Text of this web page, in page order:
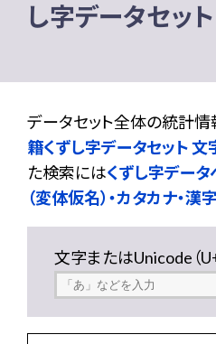
し字データセット
データセット全体の統計情
籍くずし字データセット 文
た検索にはくずし字デー
（変体仮名）・カタカナ・漢字
文字またはUnicode（